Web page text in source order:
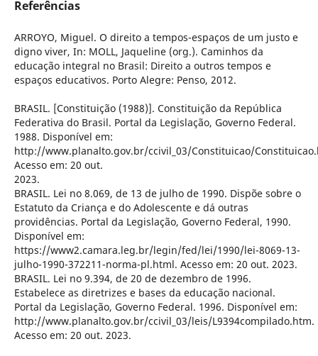
Referências
ARROYO, Miguel. O direito a tempos-espaços de um justo e
digno viver, In: MOLL, Jaqueline (org.). Caminhos da
educação integral no Brasil: Direito a outros tempos e
espaços educativos. Porto Alegre: Penso, 2012.
BRASIL. [Constituição (1988)]. Constituição da República
Federativa do Brasil. Portal da Legislação, Governo Federal.
1988. Disponível em:
http://www.planalto.gov.br/ccivil_03/Constituicao/
Acesso em: 20 out.
2023.
BRASIL. Lei no 8.069, de 13 de julho de 1990. Dispõe sobre o
Estatuto da Criança e do Adolescente e dá outras
providências. Portal da Legislação, Governo Federal, 1990.
Disponível em:
https://www2.camara.leg.br/legin/fed/lei/1990/lei-8069-13-
julho-1990-372211-norma-pl.html. Acesso em: 20 out. 2023.
BRASIL. Lei no 9.394, de 20 de dezembro de 1996.
Estabelece as diretrizes e bases da educação nacional.
Portal da Legislação, Governo Federal. 1996. Disponível em:
http://www.planalto.gov.br/ccivil_03/leis/L9394compilado.htm.
Acesso em: 20 out. 2023.